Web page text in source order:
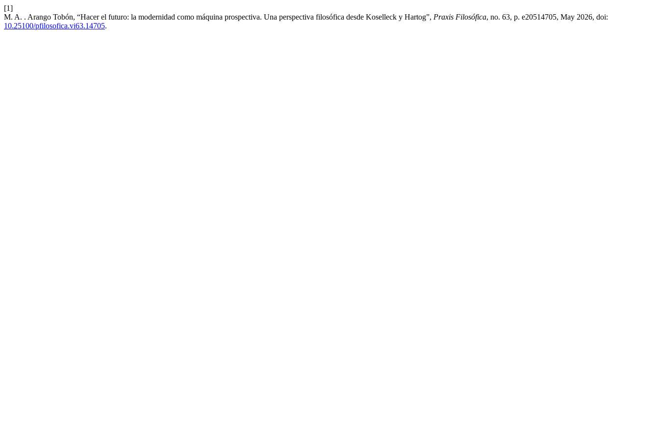
[1]
M. A. . Arango Tobón, “Hacer el futuro: la modernidad como máquina prospectiva. Una perspectiva filosófica desde Koselleck y Hartog”, Praxis Filosófica, no. 63, p. e20514705, May 2026, doi:
10.25100/pfilosofica.vi63.14705.